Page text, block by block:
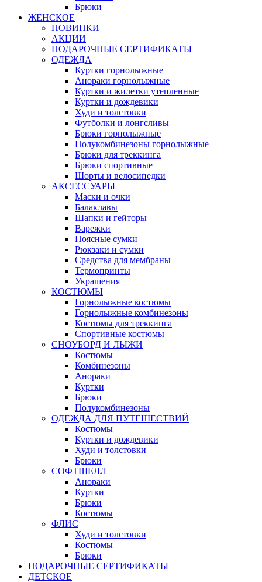
Брюки
ЖЕНСКОЕ
НОВИНКИ
АКЦИИ
ПОДАРОЧНЫЕ СЕРТИФИКАТЫ
ОДЕЖДА
Куртки горнолыжные
Анораки горнолыжные
Куртки и жилетки утепленные
Куртки и дождевики
Худи и толстовки
Футболки и лонгсливы
Брюки горнолыжные
Полукомбинезоны горнолыжные
Брюки для треккинга
Брюки спортивные
Шорты и велосипедки
АКСЕССУАРЫ
Маски и очки
Балаклавы
Шапки и гейторы
Варежки
Поясные сумки
Рюкзаки и сумки
Средства для мембраны
Термопринты
Украшения
КОСТЮМЫ
Горнолыжные костюмы
Горнолыжные комбинезоны
Костюмы для треккинга
Спортивные костюмы
СНОУБОРД И ЛЫЖИ
Костюмы
Комбинезоны
Анораки
Куртки
Брюки
Полукомбинезоны
ОДЕЖДА ДЛЯ ПУТЕШЕСТВИЙ
Костюмы
Куртки и дождевики
Худи и толстовки
Брюки
СОФТШЕЛЛ
Анораки
Куртки
Брюки
Костюмы
ФЛИС
Худи и толстовки
Костюмы
Брюки
ПОДАРОЧНЫЕ СЕРТИФИКАТЫ
ДЕТСКОЕ